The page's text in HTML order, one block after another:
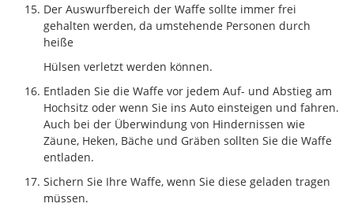
Der Auswurfbereich der Waffe sollte immer frei
gehalten werden, da umstehende Personen durch
heiße
Hülsen verletzt werden können.
Entladen Sie die Waffe vor jedem Auf- und Abstieg am
Hochsitz oder wenn Sie ins Auto einsteigen und fahren.
Auch bei der Überwindung von Hindernissen wie
Zäune, Heken, Bäche und Gräben sollten Sie die Waffe
entladen.
Sichern Sie Ihre Waffe, wenn Sie diese geladen tragen
müssen.